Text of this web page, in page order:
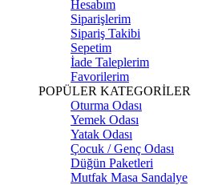
Hesabım
Siparişlerim
Sipariş Takibi
Sepetim
İade Taleplerim
Favorilerim
POPÜLER KATEGORİLER
Oturma Odası
Yemek Odası
Yatak Odası
Çocuk / Genç Odası
Düğün Paketleri
Mutfak Masa Sandalye